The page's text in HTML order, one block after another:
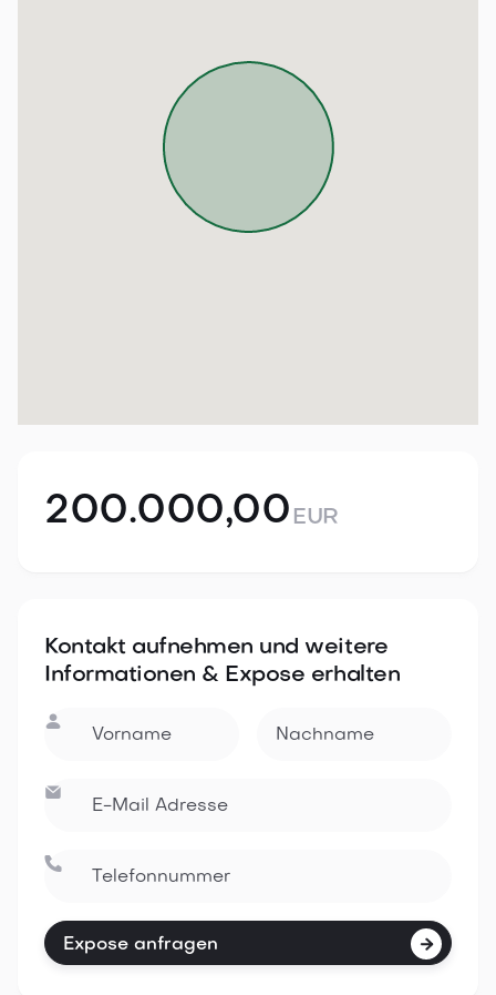
200.000,00 EUR
Kontakt aufnehmen und weitere
Informationen & Expose erhalten



